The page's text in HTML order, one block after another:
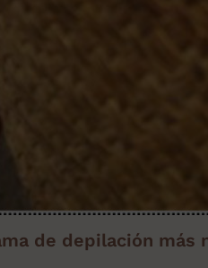
de depilación más